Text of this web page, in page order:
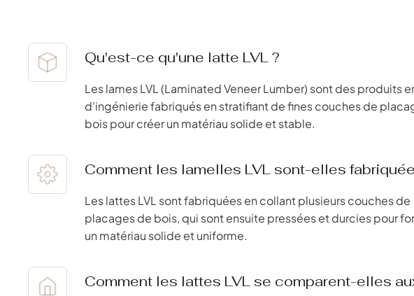
Qu'est-ce qu'une latte LVL ?
Les lames LVL (Laminated Veneer Lumber) sont des produits
d'ingénierie fabriqués en stratifiant de fines couches de
bois pour créer un matériau solide et stable.
Comment les lamelles LVL sont-elles
Les lattes LVL sont fabriquées en collant plusieurs couches de
placages de bois, qui sont ensuite pressées et durcies pour
un matériau solide et uniforme.
Comment les lattes LVL se comparent-elles